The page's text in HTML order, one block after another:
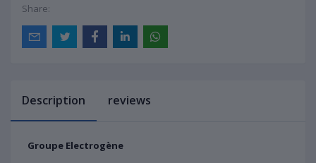
Share:
Description reviews
Groupe Electrogène